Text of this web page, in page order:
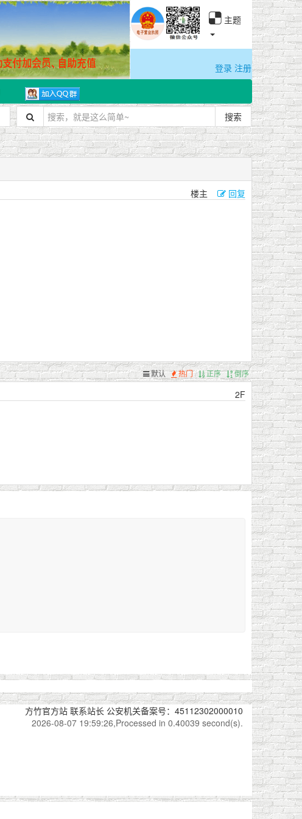
主题
登录 注册
搜索
楼主
回复
默认 热门 正序 倒序
2F
方竹官方站 联系站长 公安机关备案号：45112302000010
2026-08-07 19:59:26,Processed in 0.40039 second(s).